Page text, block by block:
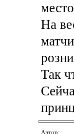
На
Так
Автор: